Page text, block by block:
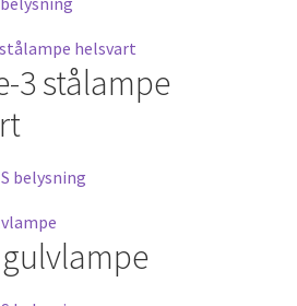
3 stålampe
belysning